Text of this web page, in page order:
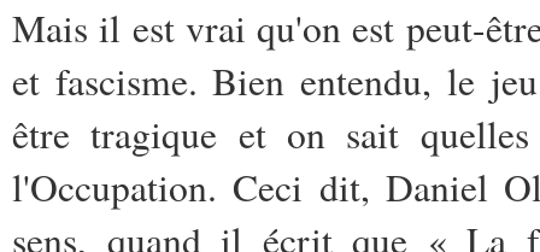
Mais il est vrai qu'on est peut-
et fascisme. Bien entendu, le
être tragique et on sait
l'Occupation. Ceci dit, Daniel
sens, quand il écrit que « La